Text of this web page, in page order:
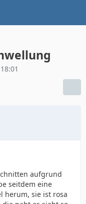
aufgrund
seitdem eine
herum, sie ist rosa